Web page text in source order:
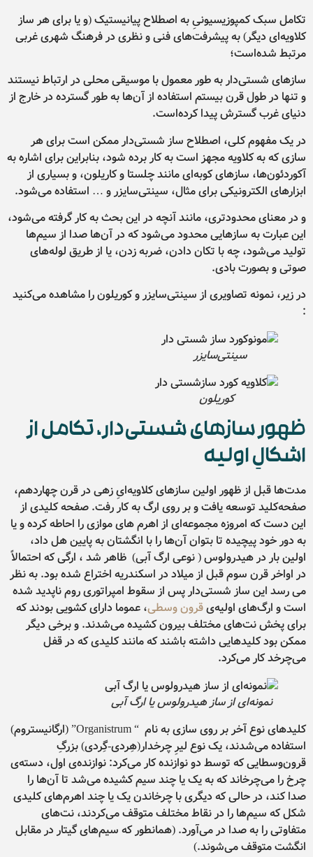
تکامل سبک کمپوزیسیونیِ به اصطلاح پیانیستیک (و یا برای هر ساز
کلاویه‌ای دیگر) به پیشرفت‌های فنی و نظری در فرهنگ شهری غربی
مرتبط شده‌است؛
سازهای شستی‌دار به طور معمول با موسیقی محلی در ارتباط نیستند
و تنها در طول قرن بیستم استفاده از آن‌ها به طور گسترده در خارج از
دنیای غرب گسترش پیدا کرده‌است.
در یک مفهوم کلی، اصطلاح ساز شستی‌دار ممکن است برای هر
سازی که به کلاویه مجهز است به کار برده شود، بنابراین برای اشاره به
آکوردئون‌ها، سازهای کوبه‌ای مانند چلستا و کاریلون، و بسیاری از
ابزارهای الکترونیکی برای مثال، سینتی‌سایزر و … استفاده می‌شود.
و در معنای محدودتری، مانند آنچه در این بحث به کار گرفته می‌شود،
این عبارت به سازهایی محدود می‌شود که در آن‌ها صدا از سیم‌ها
تولید می‌شود، چه با تکان دادن، ضربه زدن، یا از طریق لوله‌های
صوتی و بصورت بادی.
در زیر، نمونه تصاویری از سینتی‌سایزر و کوریلون را مشاهده می‌کنید
:
سینتی‌سایزر
کوریلون
ظهور سازهای شستی‌دار، تکامل از
اشکالِ اولیه
مدت‌ها قبل از ظهور اولین سازهای کلاویه‌ایِ زهی در قرن چهاردهم،
صفحه‌کلید توسعه یافت و بر روی ارگ به کار رفت. صفحه کلیدی از
این دست که امروزه مجموعه‌ای از اهرم های موازی را احاطه کرده و یا
به دور خود پیچیده تا بتوان آن‌ها را با انگشتان به پایین هل داد،
اولین بار در هیدرولوس ( نوعی ارگ آبی) ظاهر شد ، ارگی که احتمالاً
در اواخر قرن سوم قبل از میلاد در اسکندریه اختراع شده بود. به نظر
می رسد این ساز شستی‌دار پس از سقوط امپراتوری روم ناپدید شده
است و ارگ‌های اولیه‌یقرون وسطی، عموما دارای کشویی بودند که
برای پخش نت‌های مختلف بیرون کشیده می‌شدند. و برخی دیگر
ممکن بود کلیدهایی داشته باشند که مانند کلیدی که در قفل
می‌چرخد کار می‌کرد.
نمونه‌ای از ساز هیدرولوس یا ارگ آبی
کلیدهای نوع آخر بر روی سازی به نام “
Organistrum” (ارگانیستروم)
استفاده می‌شدند، یک نوع لیرِ چرخدار(هِردی-گِردی) بزرگِ
قرون‌وسطایی که توسط دو نوازنده کار می‌کرد: نوازنده‌ی اول، دسته‌ی‌
چرخ را می‌چرخاند که به یک یا چند سیم کشیده می‌شد تا آن‌ها را
صدا کند، در حالی که دیگری با چرخاندن یک یا چند اهرم‌های کلیدی
شکل که سیم‌ها را در نقاط مختلف متوقف می‌کردند، نت‌های
متفاوتی را به صدا در می‌آورد. (همانطور که سیم‌های گیتار در مقابل
انگشت متوقف می‌شوند.)